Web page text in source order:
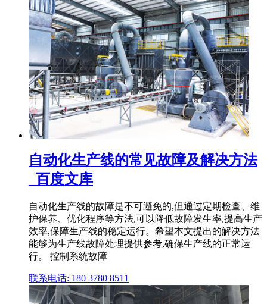
自动化生产线的常见故障及解决方法
_百度文库
自动化生产线的故障是不可避免的,但通过定期检查、维
护保养、优化程序等方法,可以降低故障发生率,提高生产
效率,保障生产线的稳定运行。希望本文提出的解决方法
能够为生产线故障处理提供参考,确保生产线的正常运
行。 控制系统故障
联系电话: 180 3780 8511